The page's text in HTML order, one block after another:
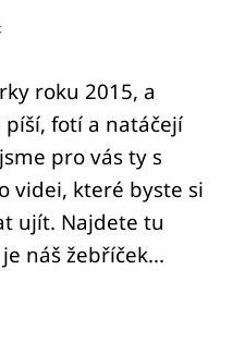
roku 2015, a
fotí a natáčejí
pro vás ty s
videi, které byste si
ujít. Najdete tu
náš žebříček...